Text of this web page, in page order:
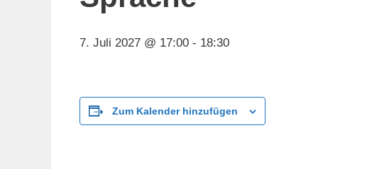
7. Juli 2027 @ 17:00 - 18:30
Zum Kalender hinzufügen